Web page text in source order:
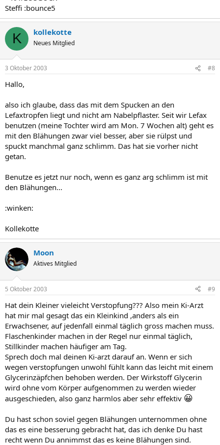
Steffi :bounce5
K kollekotte
Neues Mitglied
3 Oktober 2003 #8
Hallo,
also ich glaube, dass das mit dem Spucken an den
Lefaxtropfen liegt und nicht am Nabelpflaster. Seit wir Lefax
benutzen (meine Tochter wird am Mon. 7 Wochen alt) geht es
mit den Blähungen zwar viel besser, aber sie rülpst und
spuckt manchmal ganz schlimm. Das hat sie vorher nicht
getan.
Benutze es jetzt nur noch, wenn es ganz arg schlimm ist mit
den Blähungen...
:winken:
Kollekotte
Moon
Aktives Mitglied
5 Oktober 2003 #9
Hat dein Kleiner vieleicht Verstopfung??? Also mein Ki-Arzt
hat mir mal gesagt das ein Kleinkind ,anders als ein
Erwachsener, auf jedenfall einmal täglich gross machen muss.
Flaschenkinder machen in der Regel nur einmal täglich,
Stillkinder machen häufiger am Tag.
Sprech doch mal deinen Ki-arzt darauf an. Wenn er sich
wegen verstopfungen unwohl fühlt kann das leicht mit einem
Glycerinzäpfchen behoben werden. Der Wirkstoff Glycerin
wird ohne vom Körper aufgenommen zu werden wieder
ausgeschieden, also ganz harmlos aber sehr effektiv 😀
Du hast schon soviel gegen Blähungen unternommen ohne
das es eine besserung gebracht hat, das ich denke Du hast
recht wenn Du annimmst das es keine Blähungen sind.